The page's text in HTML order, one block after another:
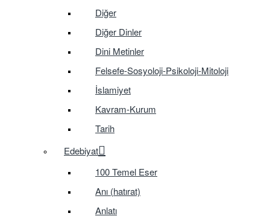
Diğer
Diğer Dinler
Dini Metinler
Felsefe-Sosyoloji-Psikoloji-Mitoloji
İslamiyet
Kavram-Kurum
Tarih
Edebiyat
100 Temel Eser
Anı (hatırat)
Anlatı